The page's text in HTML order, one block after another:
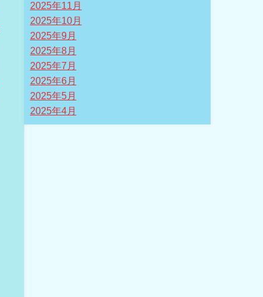
2025年11月
2025年10月
2025年9月
2025年8月
2025年7月
2025年6月
2025年5月
2025年4月